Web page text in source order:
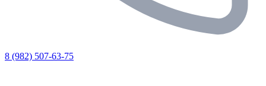
8 (982) 507-63-75